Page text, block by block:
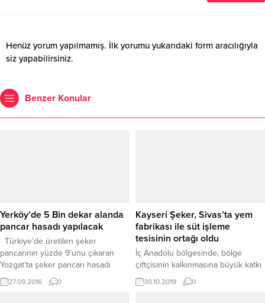
Henüz yorum yapılmamış. İlk yorumu yukarıdaki form aracılığıyla
siz yapabilirsiniz.
Benzer Konular
Yerköy’de 5 Bin dekar alanda
pancar hasadı yapılacak
Türkiye’de üretilen şeker
pancarının yüzde 9’unu çıkaran
Yozgat’ta şeker pancarı hasadı
devam ediyor. Yerköy Ziraat Odası
Başkanı Bahri Yılmaz, bu yıl
27.09.2016 0
Kayseri Şeker, Sivas’ta yem
fabrikası ile süt işleme
tesisinin ortağı oldu
İç Anadolu bölgesinde, bölge
çiftçisinin kalkınmasına büyük katkı
sağlayan Kayseri Şeker, Sivas
Belediyesi ve İl Özel İdaresi
30.10.2019 0